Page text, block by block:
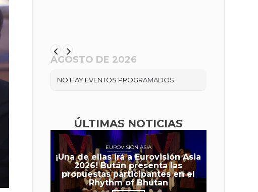
AGOSTO DE 2026
NO HAY EVENTOS PROGRAMADOS
ÚLTIMAS NOTICIAS
EUROVISIÓN ASIA
¡Una de ellas irá a Eurovisión Asia
2026! Bután presenta las
propuestas participantes en el
Rhythm of Bhutan